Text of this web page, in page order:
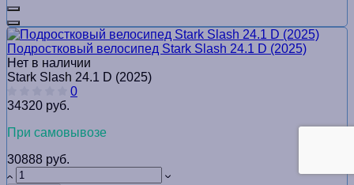
Подростковый велосипед Stark Slash 24.1 D (2025)
Нет в наличии
Stark Slash 24.1 D (2025)
0
34320 руб.
При самовывозе
30888 руб.